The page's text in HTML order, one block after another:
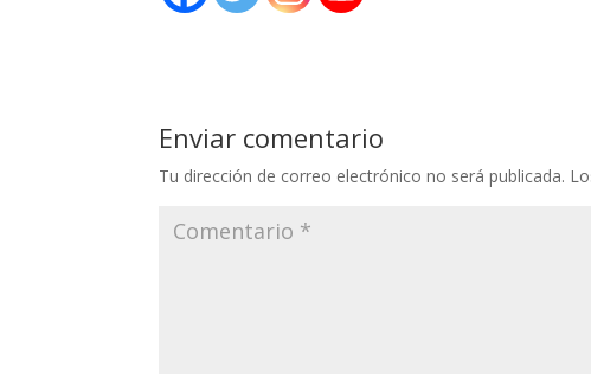
Enviar comentario
Tu dirección de correo electrónico no será publicada.